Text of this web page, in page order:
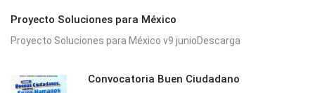
Proyecto Soluciones para México
Proyecto Soluciones para México v9 junioDescarga
Convocatoria Buen Ciudadano